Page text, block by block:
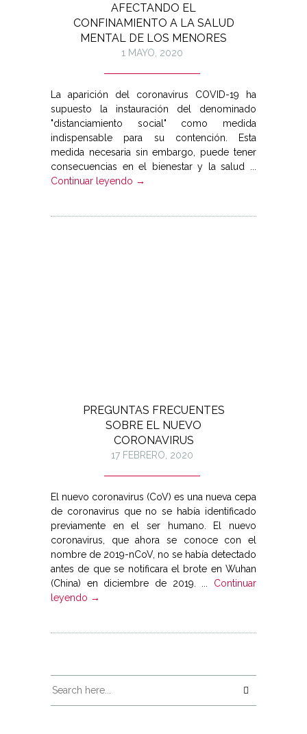
AFECTANDO EL
CONFINAMIENTO A LA SALUD
MENTAL DE LOS MENORES
1 MAYO, 2020
La aparición del coronavirus COVID-19 ha
supuesto la instauración del denominado
"distanciamiento social" como medida
indispensable para su contención. Esta
medida necesaria sin embargo, puede tener
consecuencias en el bienestar y la salud ...
Continuar leyendo →
PREGUNTAS FRECUENTES
SOBRE EL NUEVO
CORONAVIRUS
17 FEBRERO, 2020
El nuevo coronavirus (CoV) es una nueva cepa
de coronavirus que no ‎se había identificado
previamente en el ser humano. El nuevo
‎coronavirus, que ahora se conoce con el
nombre de 2019-nCoV, no se ‎había detectado
antes de que se notificara el brote en Wuhan
(China) ‎en diciembre de 2019.‎ ... Continuar
leyendo →